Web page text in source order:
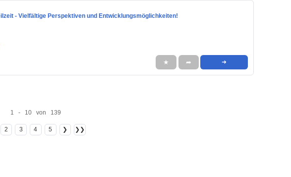
- Vielfältige Perspektiven und Entwicklungsmöglichkeiten!
★ ➦ ➜
1 - 10 von 139
2 3 4 5 ❯ ❯❯